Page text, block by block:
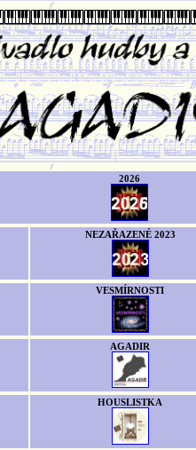
2026
NEZAŘAZENÉ 2023
VESMÍRNOSTI
AGADIR
HOUSLISTKA